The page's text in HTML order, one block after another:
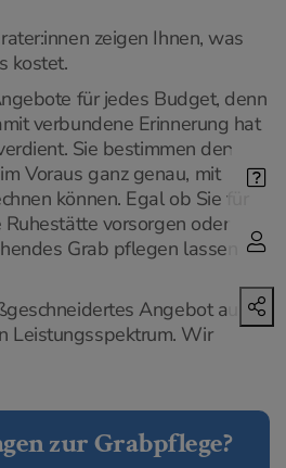
zeigen Ihnen, was
kostet.
für jedes Budget, denn
verbundene Erinnerung hat
Sie bestimmen den
Voraus ganz genau, mit
können. Egal ob Sie für
vorsorgen oder
Grab pflegen lassen
Angebot aus
Leistungsspektrum. Wir
zur Grabpflege?